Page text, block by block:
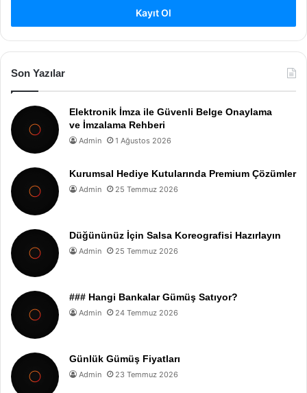
Kayıt Ol
Son Yazılar
Elektronik İmza ile Güvenli Belge Onaylama
ve İmzalama Rehberi
Admin 1 Ağustos 2026
Kurumsal Hediye Kutularında Premium Çözümler
Admin 25 Temmuz 2026
Düğününüz İçin Salsa Koreografisi Hazırlayın
Admin 25 Temmuz 2026
### Hangi Bankalar Gümüş Satıyor?
Admin 24 Temmuz 2026
Günlük Gümüş Fiyatları
Admin 23 Temmuz 2026